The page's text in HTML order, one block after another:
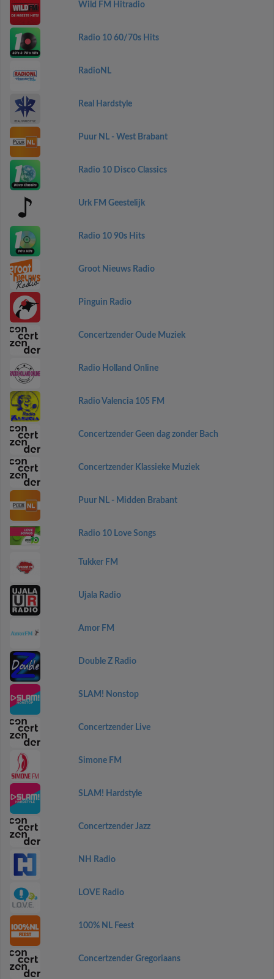
Wild FM Hitradio
Radio 10 60/70s Hits
RadioNL
Real Hardstyle
Puur NL - West Brabant
Radio 10 Disco Classics
Urk FM Geestelijk
Radio 10 90s Hits
Groot Nieuws Radio
Pinguin Radio
Concertzender Oude Muziek
Radio Holland Online
Radio Valencia 105 FM
Concertzender Geen dag zonder Bach
Concertzender Klassieke Muziek
Puur NL - Midden Brabant
Radio 10 Love Songs
Tukker FM
Ujala Radio
Amor FM
Double Z Radio
SLAM! Nonstop
Concertzender Live
Simone FM
SLAM! Hardstyle
Concertzender Jazz
NH Radio
LOVE Radio
100% NL Feest
Concertzender Gregoriaans